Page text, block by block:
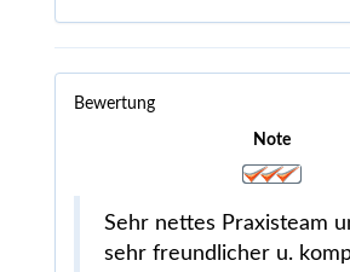
Bewertung
Note
Sehr nettes Praxisteam
sehr freundlicher u.